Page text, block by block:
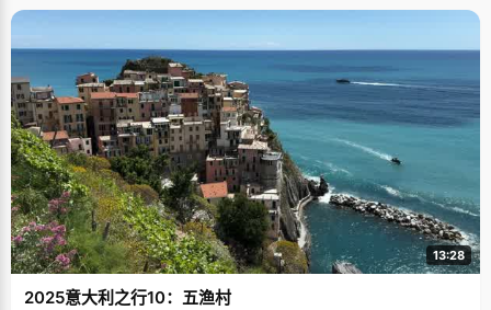
13:28
2025意大利之行10：五渔村